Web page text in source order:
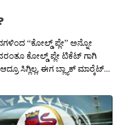
“ಕೋಲ್ಡ್ ಪ್ಲೇ” ಅನ್ನೋ
ಕೋಲ್ಡ್ ಪ್ಲೇ ಟಿಕೆಟ್ ಗಾಗಿ
ಸಿಗ್ಲಿಲ್ಲ, ಈಗ ಬ್ಲ್ಯಾಕ್ ಮಾರ‍್ಕೆಟ್...